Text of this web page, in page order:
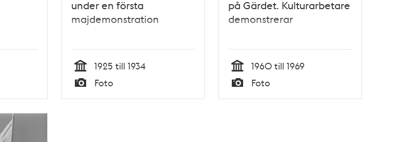
under en första
majdemonstration
Tid
1925 till 1934
Foto
på Gärdet. Kulturarbetare
demonstrerar
Tid
1960 till 1969
Foto